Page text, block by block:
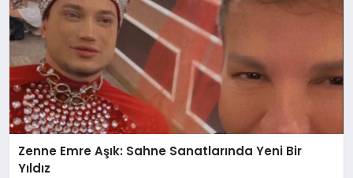
Zenne Emre Aşık: Sahne Sanatlarında Yeni Bir
Yıldız